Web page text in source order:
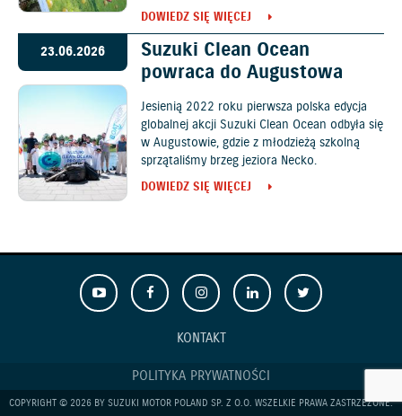
DOWIEDZ SIĘ WIĘCEJ
23.06.2026
Suzuki Clean Ocean
powraca do Augustowa
Jesienią 2022 roku pierwsza polska edycja
globalnej akcji Suzuki Clean Ocean odbyła się
w Augustowie, gdzie z młodzieżą szkolną
sprzątaliśmy brzeg jeziora Necko.
DOWIEDZ SIĘ WIĘCEJ
KONTAKT
POLITYKA PRYWATNOŚCI
COPYRIGHT © 2026 BY SUZUKI MOTOR POLAND SP. Z O.O. WSZELKIE PRAWA ZASTRZEŻONE.